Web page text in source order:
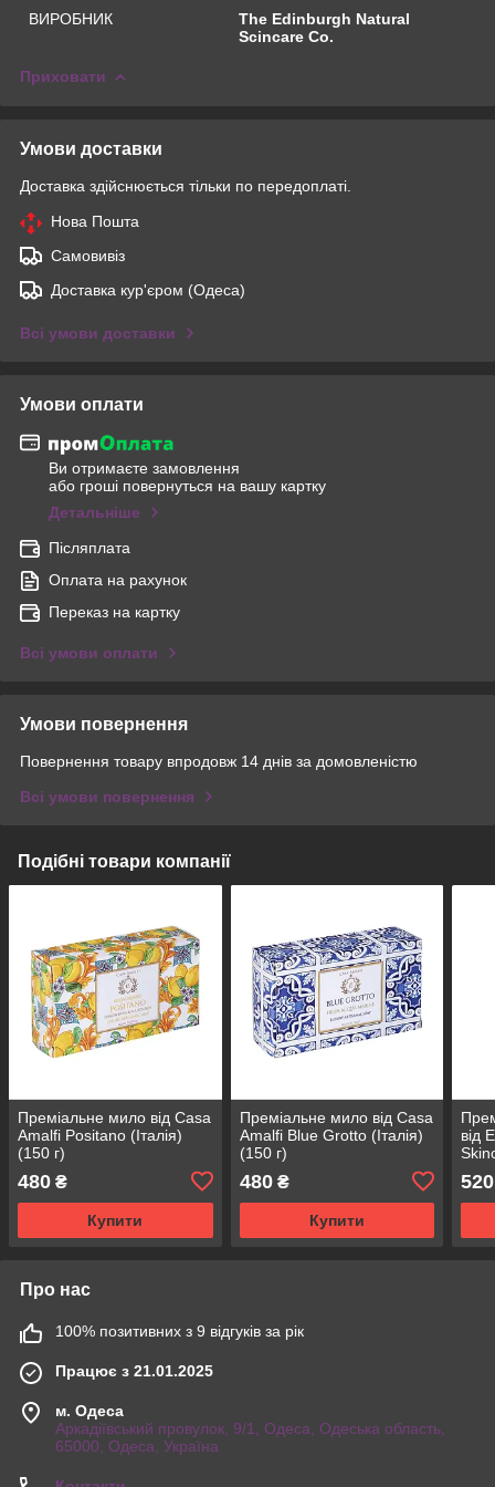
ВИРОБНИК
The Edinburgh Natural
Scincare Co.
Приховати
Умови доставки
Доставка здійснюється тільки по передоплаті.
Нова Пошта
Самовивіз
Доставка кур'єром (Одеса)
Всі умови доставки
Умови оплати
Ви отримаєте замовлення
або гроші повернуться на вашу картку
Детальніше
Післяплата
Оплата на рахунок
Переказ на картку
Всі умови оплати
Умови повернення
Повернення товару впродовж 14 днів за домовленістю
Всі умови повернення
Подібні товари компанії
Преміальне мило від Casa
Amalfi Positano (Італія)
(150 г)
480 ₴
Купити
Преміальне мило від Casa
Amalfi Blue Grotto (Італія)
(150 г)
480₴
Купити
від
520
Про нас
100% позитивних з 9 відгуків за рік
Працює з 21.01.2025
м. Одеса
Аркадіївський провулок, 9/1, Одеса, Одеська область,
65000, Одеса, Україна